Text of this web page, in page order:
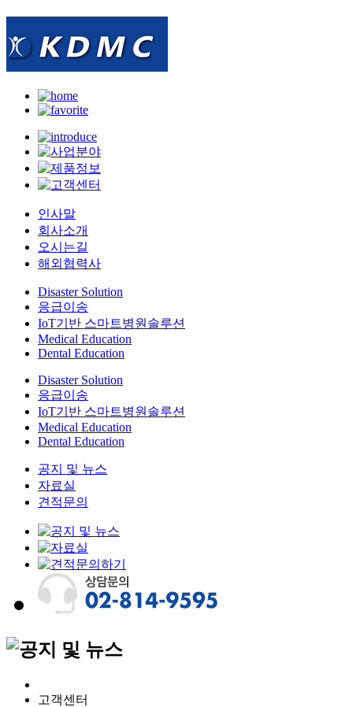
인사말
회사소개
오시는길
해외협력사
Disaster Solution
응급이송
IoT기반 스마트병원솔루션
Medical Education
Dental Education
Disaster Solution
응급이송
IoT기반 스마트병원솔루션
Medical Education
Dental Education
공지 및 뉴스
자료실
견적문의
고객센터